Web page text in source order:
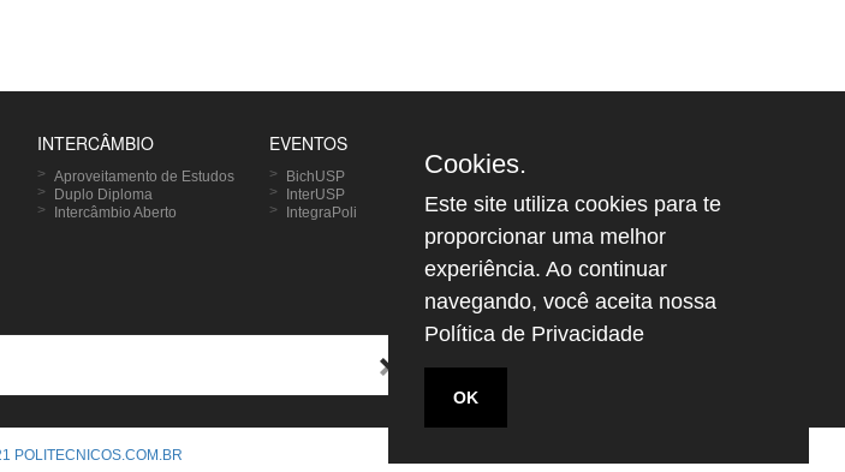
INTERCÂMBIO
Aproveitamento de Estudos
Duplo Diploma
Intercâmbio Aberto
EVENTOS
BichUSP
InterUSP
IntegraPoli
Bixos e Bixetes
Transferência Interna
Links
Inovalab@Poli
POLITECNICOS.COM.BR
Cookies.
Este site utiliza cookies para te
proporcionar uma melhor
experiência. Ao continuar
navegando, você aceita nossa
Política de Privacidade
OK